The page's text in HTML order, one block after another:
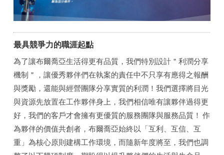
最具競爭力的職涯起點
為了讓布爾喬亞生活得更有品質，我們特別設計＂利潤分享
機制＂，讓優秀夥伴們在執案的責任中不只享有應得之報酬
與獎勵，還能與經營團隊分享實質的利潤！我們選擇將目光
與資源先放置在工作夥伴身上，我們相信唯有讓夥伴過得更
好，我們的客戶才會擁有更優質的服務團隊與服務品質！ 作
為夥伴的價值共創者，布爾喬亞始終以「互利、互信、互
重」為核心原則建構工作環境，而隨新年度將至，我們也調